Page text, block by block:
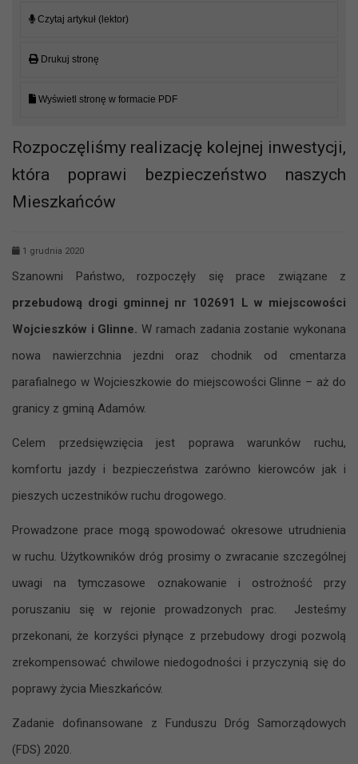
Czytaj artykuł (lektor)
Drukuj stronę
Wyświetl stronę w formacie PDF
Rozpoczęliśmy realizację kolejnej inwestycji,
która poprawi bezpieczeństwo naszych
Mieszkańców
1 grudnia 2020
Szanowni Państwo, rozpoczęły się prace związane z
przebudową drogi gminnej nr 102691 L w miejscowości
Wojcieszków i Glinne.W ramach zadania zostanie wykonana
nowa nawierzchnia jezdni oraz chodnik od cmentarza
parafialnego w Wojcieszkowie do miejscowości Glinne – aż do
granicy z gminą Adamów.
Celem przedsięwzięcia jest poprawa warunków ruchu,
komfortu jazdy i bezpieczeństwa zarówno kierowców jak i
pieszych uczestników ruchu drogowego.
Prowadzone prace mogą spowodować okresowe utrudnienia
w ruchu. Użytkowników dróg prosimy o zwracanie szczególnej
uwagi na tymczasowe oznakowanie i ostrożność przy
poruszaniu się w rejonie prowadzonych prac. Jesteśmy
przekonani, że korzyści płynące z przebudowy drogi pozwolą
zrekompensować chwilowe niedogodności i przyczynią się do
poprawy życia Mieszkańców.
Zadanie dofinansowane z Funduszu Dróg Samorządowych
(FDS) 2020.